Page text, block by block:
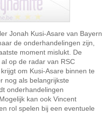
Jonah Kusi-Asare van Bayern
de onderhandelingen zijn,
moment mislukt. De
op de radar van RSC
om Kusi-Asare binnen te
nog als belangrijkste
onderhandelingen
kan ook Vincent
rol spelen bij een eventuele